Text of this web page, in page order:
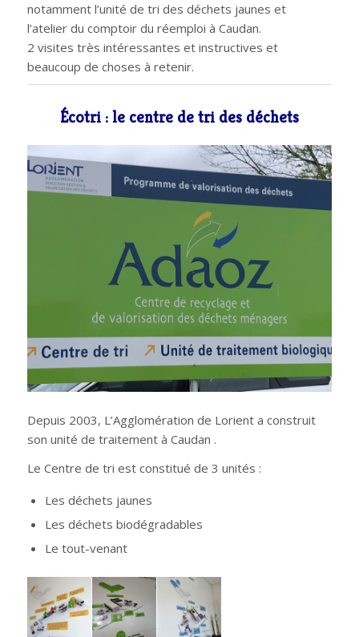
notamment l’unité de tri des déchets jaunes et
l’atelier du comptoir du réemploi à Caudan.
2 visites très intéressantes et instructives et
beaucoup de choses à retenir.
Écotri : le centre de tri des déchets
Depuis 2003, L’Agglomération de Lorient a construit
son unité de traitement à Caudan .
Le Centre de tri est constitué de 3 unités :
Les déchets jaunes
Les déchets biodégradables
Le tout-venant